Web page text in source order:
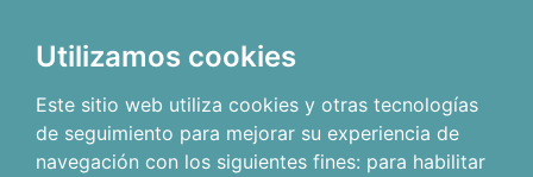
Utilizamos cookies
Este sitio web utiliza cookies y otras tecnologías
de seguimiento para mejorar su experiencia de
navegación con los siguientes fines: para habilitar